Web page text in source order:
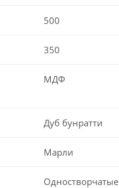
500
350
МДФ
Дуб бунратти
Марли
Одностворчатые